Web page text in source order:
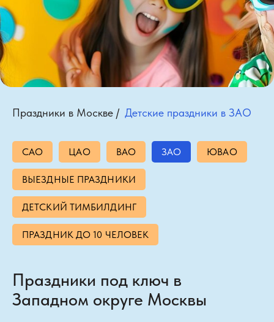
Праздники в Москве / Детские праздники в ЗАО
САО ЦАО ВАО ЗАО ЮВАО
ВЫЕЗДНЫЕ ПРАЗДНИКИ
ДЕТСКИЙ ТИМБИЛДИНГ
ПРАЗДНИК ДО 10 ЧЕЛОВЕК
Праздники под ключ в
Западном округе Москвы